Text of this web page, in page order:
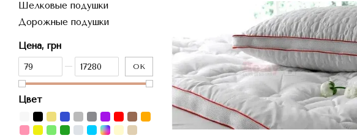
Шелковые подушки
Дорожные подушки
Цена, грн
От Цена, грн
До Цена, грн OK
Цвет